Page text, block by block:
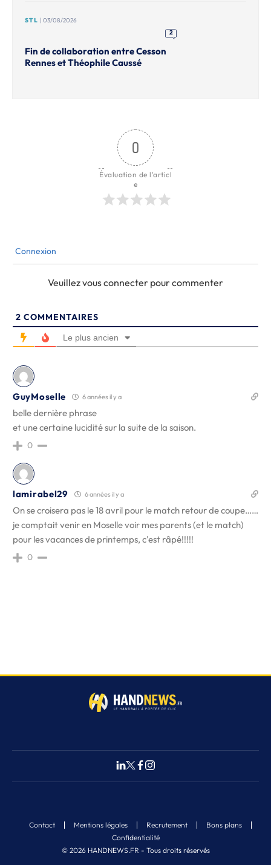
STL | 03/08/2026
2
Fin de collaboration entre Cesson
Rennes et Théophile Caussé
0
Évaluation de l'articl
e
Connexion
Veuillez vous connecter pour commenter
2 COMMENTAIRES
Le plus ancien
GuyMoselle 6 années il y a
belle dernière phrase
et une certaine lucidité sur la suite de la saison.
0
lamirabel29 6 années il y a
On se croisera pas le 18 avril pour le match retour de coupe……
je comptait venir en Moselle voir mes parents (et le match)
pour les vacances de printemps, c'est râpé!!!!!
0
© 2026 HANDNEWS.FR - Tous droits réservés
Contact Mentions légales Recrutement
Bons plans
Confidentialité